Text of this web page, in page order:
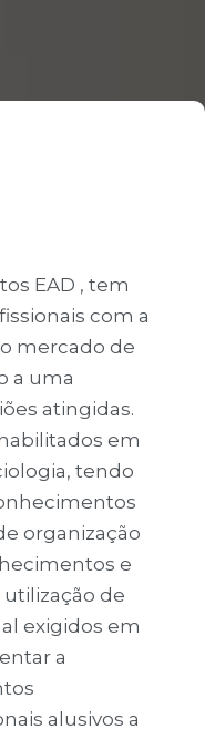
EAD , tem
com a
mercado de
a uma
atingidas.
em
tendo
organização
e
de
exigidos em
a
alusivos a